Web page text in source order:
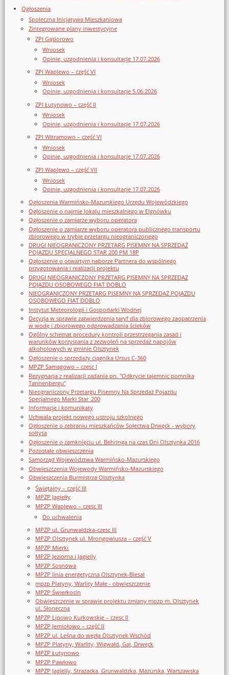
Ogłoszenia
Społeczna Inicjatywa Mieszkaniowa
Zintegrowane plany inwestycyjne
ZPI Gąsiorowo
Wniosek
Opinie, uzgodnienia i konsultacje 17.07.2026
ZPI Waplewo – część VI
Wniosek
Opinie, uzgodnienia i konsultacje 5.06.2026
ZPI Łutynowo – część II
Wniosek
Opinie, uzgodnienia i konsultacje 17.07.2026
ZPI Witramowo – część VI
Wniosek
Opinie, uzgodnienia i konsultacje 17.07.2026
ZPI Waplewo – część VII
Wniosek
Opinie, uzgodnienia i konsultacje 17.07.2026
Ogłoszenia Warmińsko-Mazurskiego Urzędu Wojewódzkiego
Ogłoszenie o najmie lokalu mieszkalnego w Elgnówku
Ogłoszenie o zamiarze wyboru operatora
Ogłoszenie o zamiarze wyboru operatora publicznego transportu
zbiorowego w trybie przetargu nieograniczonego
DRUGI NIEOGRANICZONY PRZETARG PISEMNY NA SPRZEDAŻ
POJAZDU SPECJALNEGO STAR 200 PM 18P
Ogłoszenie o otwartym naborze Partnera do wspólnego
przygotowania i realizacji projektu
DRUGI NIEOGRANICZONY PRZETARG PISEMNY NA SPRZEDAŻ
POJAZDU OSOBOWEGO FIAT DOBLO
NIEOGRANICZONY PRZETARG PISEMNY NA SPRZEDAŻ POJAZDU
OSOBOWEGO FIAT DOBLO
Instytut Meteorologii i Gospodarki Wodnej
Decyzja w sprawie zatwierdzenia taryf dla zbiorowego zaopatrzenia
w wodę i zbiorowego odprowadzania ścieków
Ogólny schemat procedury kontroli przestrzegania zasad i
warunków korzystania z zezwoleń na sprzedaż napojów
alkoholowych w gminie Olsztynek
Ogłoszenie o sprzedaży ciągnika Ursus C-360
MPZP Samagowo – czesc I
Rezygnacja z realizacji zadania pn. "Odkrycie tajemnic pomnika
Tannenbergu"
Nieograniczony Przetargu Pisemny Na Sprzedaż Pojazdu
Specjalnego Marki Star_200
Informacje i komunikaty
Uchwała projekt nowego ustroju szkolnego
Ogłoszenie o zebraniu mieszkańców Sołectwa Drwęck - wybory
sołtysa
Ogłoszenie o zamknięciu ul. Behringa na czas Dni Olsztynka 2016
Pozostałe obwieszczenia
Samorząd Województwa Warmińsko-Mazurskiego
Obwieszczenia Wojewody Warmińsko-Mazurskiego
Obwieszczenia Burmistrza Olsztynka
Świętajny – część III
MPZP Jagiełły
MPZP Waplewo – czesc III
Do uchwalenia
MPZP ul. Grunwaldzka-czesc III
MPZP Olsztynek ul. Mrongowiusza – część V
MPZP Mierki
MPZP Jeziorna i Jagielly
MPZP Sosnowa
MPZP linia energetyczna Olsztynek-Biesal
mpzp Platyny, Warlity Małe - obwieszczenie
MPZP Świerkocin
Obwieszczenie w sprawie projektu zmiany mpzp m. Olsztynek
ul. Słoneczna
MPZP Lipowo Kurkowskie – czesc II
MPZP Jemiołowo – część II
MPZP ul. Leśna do węzła Olsztynek Wschód
MPZP Platyny, Warlity, Wigwałd, Gaj, Drwęck
MPZP Łutynowo
MPZP Pawłowo
MPZP Jagielly, Strazacka, Grunwaldzka, Mazurska, Warszawska